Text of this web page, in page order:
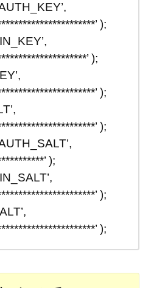
);
);
);
);
);
);
);